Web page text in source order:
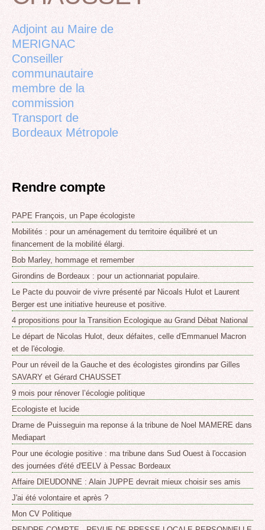
to
Adjoint au Maire de
MERIGNAC
Conseiller
communautaire
membre de la
commission
Transport de
Bordeaux Métropole
Rendre compte
PAPE François, un Pape écologiste
Mobilités : pour un aménagement du territoire équilibré et un
financement de la mobilité élargi.
Bob Marley, hommage et remember
Girondins de Bordeaux : pour un actionnariat populaire.
Le Pacte du pouvoir de vivre présenté par Nicoals Hulot et Laurent
Berger est une initiative heureuse et positive.
4 propositions pour la Transition Ecologique au Grand Débat National
Le départ de Nicolas Hulot, deux défaites, celle d'Emmanuel Macron
et de l'écologie.
Pour un réveil de la Gauche et des écologistes girondins par Gilles
SAVARY et Gérard CHAUSSET
9 mois pour rénover l’écologie politique
Ecologiste et lucide
Drame de Puisseguin ma reponse á la tribune de Noel MAMERE dans
Mediapart
Pour une écologie positive : ma tribune dans Sud Ouest à l'occasion
des journées d'été d'EELV à Pessac Bordeaux
Affaire DIEUDONNE : Alain JUPPE devrait mieux choisir ses amis
J'ai été volontaire et après ?
Mon CV Politique